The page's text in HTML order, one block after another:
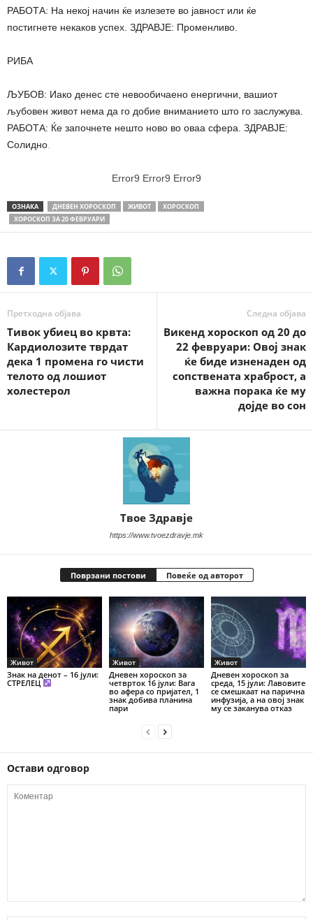
РАБОТА: На некој начин ќе излезете во јавност или ќе
постигнете некаков успех. ЗДРАВЈЕ: Променливо.
РИБА
ЉУБОВ: Иако денес сте невообичаено енергични, вашиот
љубовен живот нема да го добие вниманието што го заслужува.
РАБОТА: Ќе започнете нешто ново во оваа сфера. ЗДРАВЈЕ:
Солидно
Error9 Error9 Error9
ОЗНАКА ДНЕВЕН ХОРОСКОП ЖИВОТ
ХОРОСКОП
ХОРОСКОП ЗА 20 ФЕВРУАРИ
Претходна објава
Тивок убиец во крвта:
Кардиолозите тврдат
дека 1 промена го чисти
телото од лошиот
холестерол
Следна објава
Викенд хороскоп од 20 до
22 февруари: Овој знак
ќе биде изненаден од
сопствената храброст, а
важна порака ќе му
дојде во сон
Твое Здравје
https://www.tvoezdravje.mk
Поврзани постови Повеќе од авторот
Живот
Знак на денот – 16 јули:
СТРЕЛЕЦ
Живот
Дневен хороскоп за
четврток 16 јули: Вага
во афера со пријател, 1
знак добива планина
пари
Живот
Дневен хороскоп за
среда, 15 јули: Лавовите
се смешкаат на парична
инфузија, а на овој знак
му се заканува отказ
Остави одговор